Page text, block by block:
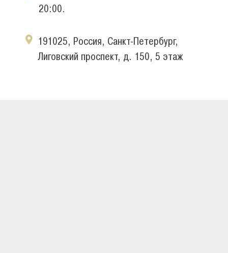
20:00.
191025, Россия, Санкт-Петербург,
Лиговский проспект, д. 150, 5 этаж